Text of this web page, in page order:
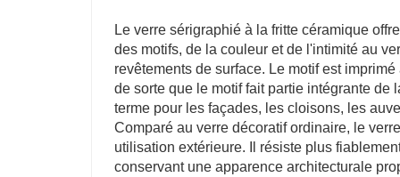
Le verre sérigraphié à la fritte céramique
des motifs, de la couleur et de l'intimité au
revêtements de surface. Le motif est
de sorte que le motif fait partie intégrante
terme pour les façades, les cloisons, les
Comparé au verre décoratif ordinaire, le
utilisation extérieure. Il résiste plus
conservant une apparence architecturale